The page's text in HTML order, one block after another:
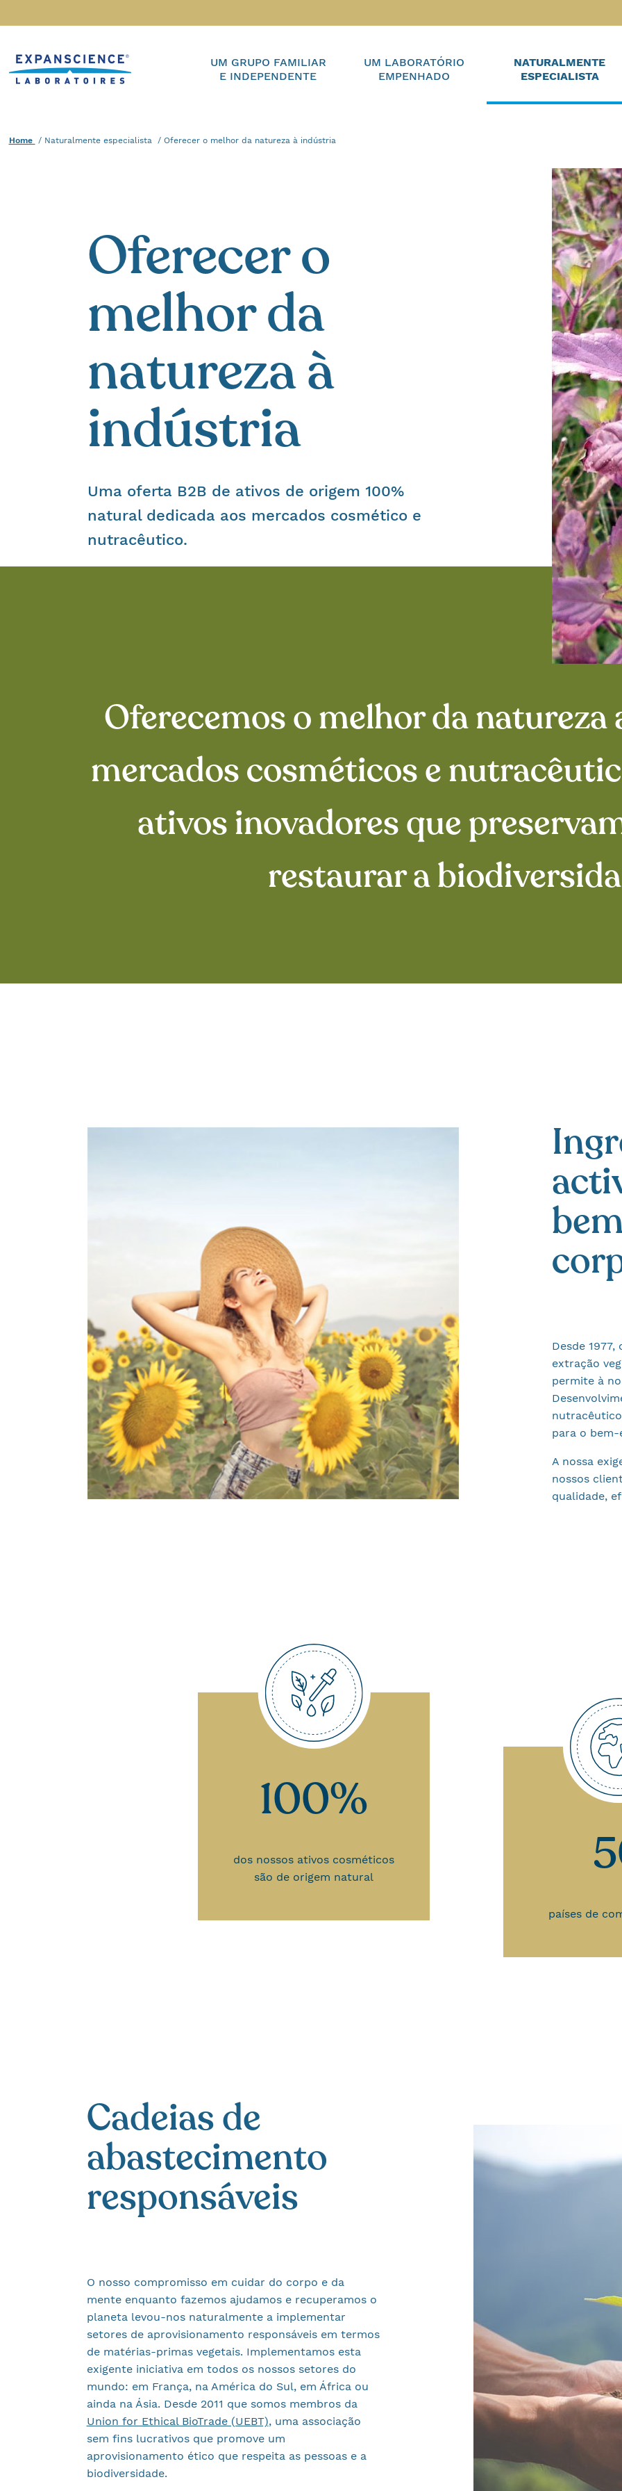
UM GRUPO FAMILIAR
E INDEPENDENTE
UM LABORATÓRIO
EMPENHADO
NATURALMENTE
ESPECIALISTA
Home Naturalmente especialista Current :
Oferecer o melhor da natureza à indústria
Oferecer o
melhor da
natureza à
indústria
Uma oferta B2B de ativos de origem 100%
natural dedicada aos mercados cosmético e
nutracêutico.
Oferecemos o melhor da natureza
mercados cosméticos e
ativos inovadores que
restaurar a
Desde
extração
permite à
para o
A nossa
nossos
qualidade,
100%
dos nossos ativos cosméticos
são de origem natural
países de
Cadeias de
abastecimento
responsáveis
O nosso compromisso em cuidar do corpo e da
mente enquanto fazemos ajudamos e recuperamos o
planeta levou-nos naturalmente a implementar
setores de aprovisionamento responsáveis em termos
de matérias-primas vegetais. Implementamos esta
exigente iniciativa em todos os nossos setores do
mundo: em França, na América do Sul, em África ou
ainda na Ásia. Desde 2011 que somos membros da
Union for Ethical BioTrade (UEBT), uma associação
sem fins lucrativos que promove um
aprovisionamento ético que respeita as pessoas e a
biodiversidade.